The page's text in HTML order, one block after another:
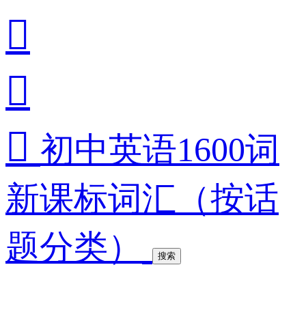


 初中英语1600词
新课标词汇（按话
题分类）
搜索